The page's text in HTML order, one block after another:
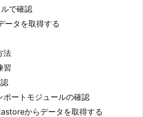
で確認
タを取得する
法
習
ートモジュールの確認
からデータを取得する